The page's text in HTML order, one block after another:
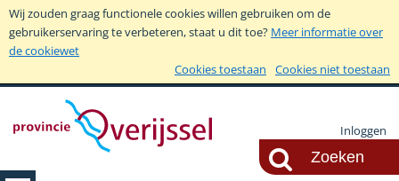
Wij zouden graag functionele cookies willen gebruiken om de
gebruikerservaring te verbeteren, staat u dit toe? Meer informatie over
de cookiewet
Cookies toestaan
Cookies niet toestaan
Inloggen